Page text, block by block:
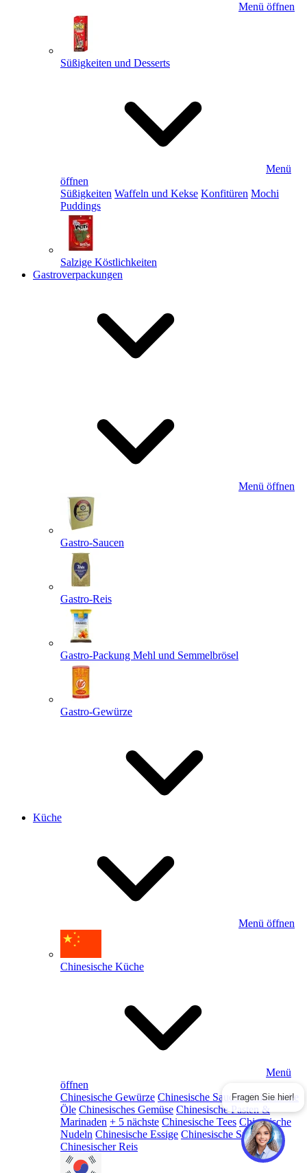
Menü öffnen
Süßigkeiten und Desserts
Menü
öffnen
Süßigkeiten Waffeln und Kekse Konfitüren Mochi
Puddings
Salzige Köstlichkeiten
Gastroverpackungen
Menü öffnen
Gastro-Saucen
Gastro-Reis
Gastro-Packung Mehl und Semmelbrösel
Gastro-Gewürze
Küche
Menü öffnen
Chinesische Küche
Menü
öffnen
Chinesische Gewürze Chinesische Saucen Chinesische
Öle Chinesisches Gemüse Chinesische Pasten &
Marinaden + 5 nächste Chinesische Tees Chinesische
Nudeln Chinesische Essige Chinesische Snacks
Chinesischer Reis
Fragen Sie hier!